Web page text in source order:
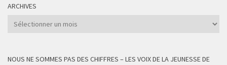
ARCHIVES
Archives
NOUS NE SOMMES PAS DES CHIFFRES – LES VOIX DE LA JEUNESSE DE